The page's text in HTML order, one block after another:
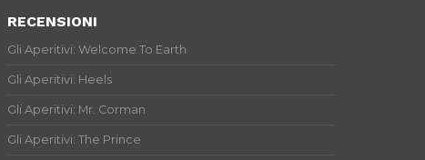
RECENSIONI
Gli Aperitivi: Welcome To Earth
Gli Aperitivi: Heels
Gli Aperitivi: Mr. Corman
Gli Aperitivi: The Prince